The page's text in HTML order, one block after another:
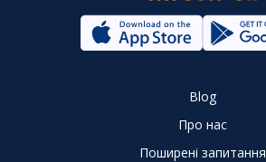
Blog
Про нас
Поширені запитання